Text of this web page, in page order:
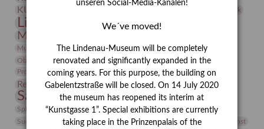
KUNSTWAND Künstler Lehmbruck
Lindenau-Museum Marstall
Museumsgeschichte
Museumspädagogik Mäzen Napoleon Natur
Neue Remise
Objekt im Fokus
Paul Klee Peter Schnürpel Phelloplastik
Pohlhof
Provenienz
Provenienzforschung
Restaurierung Restitution Rudi Lesser Ruth Wolf-Rehfeld
Sammlung Samstagszeichner Skulptur
Sonderausstellung
Sphinx
studio Studio Bildende Kunst
studioDIGITAL
Suermondt-Ludwig-Museum
Vermittlung Video
Videokunst
unseren Social-Media-Kanälen!
We´ve moved!
The Lindenau-Museum will be completely
renovated and significantly expanded in the
coming years. For this purpose, the building on
Gabelentzstraße will be closed. On 14 July 2020
the museum has reopened its interim at
“Kunstgasse 1”. Special exhibitions are currently
taking place in the Prinzenpalais of the